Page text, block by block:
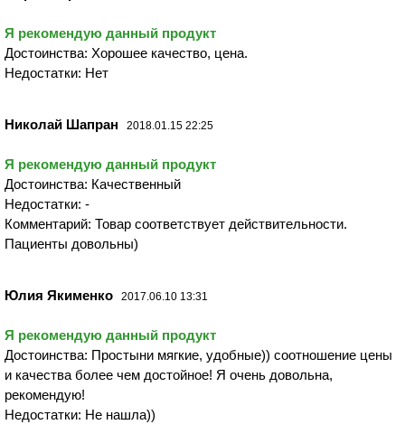
Я рекомендую данный продукт
Достоинства: Хорошее качество, цена.
Недостатки: Нет
Николай Шапран 2018.01.15 22:25
Я рекомендую данный продукт
Достоинства: Качественный
Недостатки: -
Комментарий: Товар соответствует действительности.
Пациенты довольны)
Юлия Якименко 2017.06.10 13:31
Я рекомендую данный продукт
Достоинства: Простыни мягкие, удобные)) соотношение цены
и качества более чем достойное! Я очень довольна,
рекомендую!
Недостатки: Не нашла))